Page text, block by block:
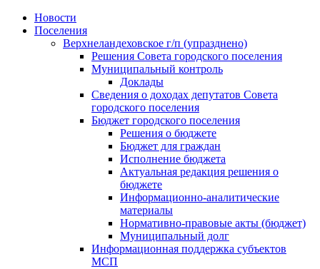
Skip
Новости
Поселения
Верхнеландеховское г/п (упразднено)
Решения Совета городского поселения
Муниципальный контроль
Доклады
Сведения о доходах депутатов Совета
городского поселения
Бюджет городского поселения
Решения о бюджете
Бюджет для граждан
Исполнение бюджета
Актуальная редакция решения о
бюджете
Информационно-аналитические
материалы
Нормативно-правовые акты (бюджет)
Муниципальный долг
Информационная поддержка субъектов
МСП